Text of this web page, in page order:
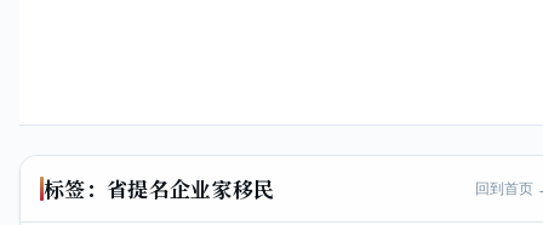
标签：省提名企业家移民 回到首页